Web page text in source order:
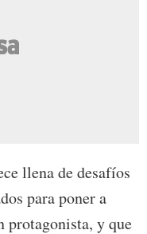
llena de desafíos
para poner a
protagonista, y que